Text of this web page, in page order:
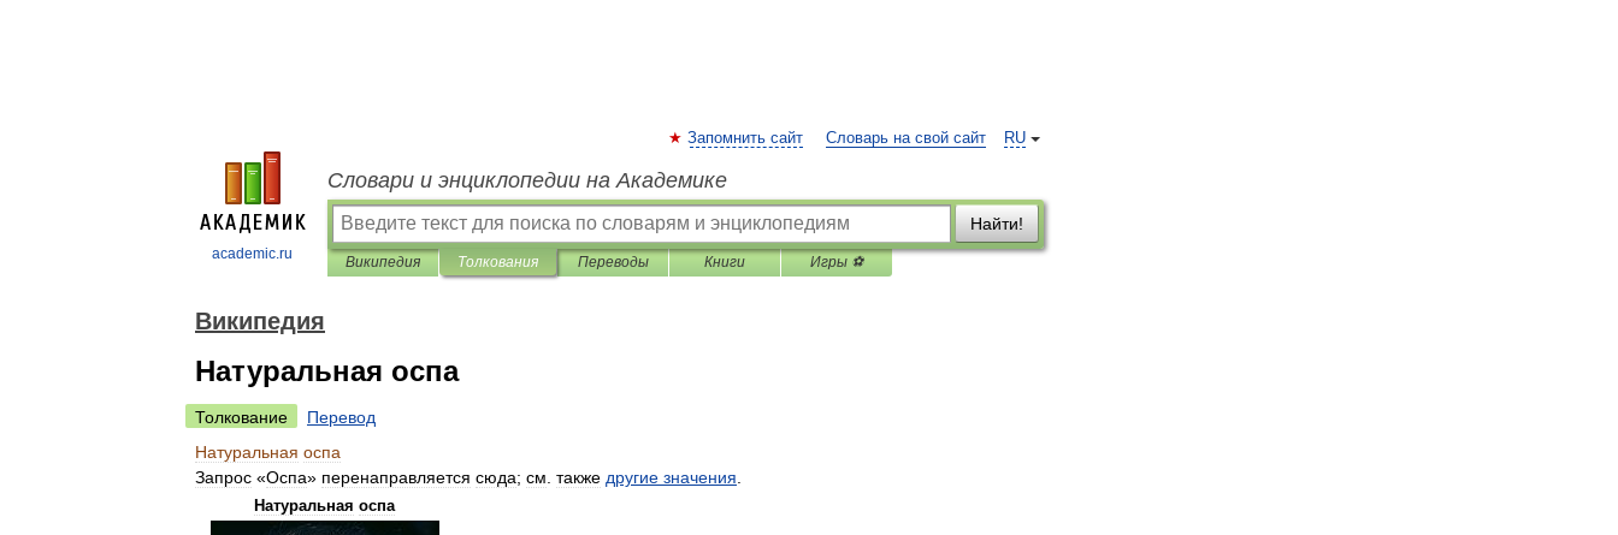
academic.ru
RU
Запомнить сайт Словарь на свой сайт
Словари и энциклопедии на Академике
Найти!
Википедия Толкования Переводы Книги Игры ⚽
Википедия
Натуральная оспа
Толкование
Перевод
Натуральная оспа
Запрос «Оспа» перенаправляется сюда; см также другие значения
Натуральная оспа